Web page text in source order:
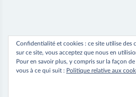
Confidentialité et cookies : ce site utilise des
sur ce site, vous acceptez que nous en
Pour en savoir plus, y compris sur la façon
vous à ce qui suit : Politique relative aux